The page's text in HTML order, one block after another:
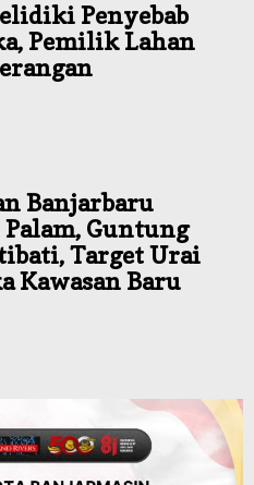
Penyebab
Pemilik Lahan
Banjarbaru
Guntung
Target Urai
Kawasan Baru
Panjat Tebing,
Sirkuit se-